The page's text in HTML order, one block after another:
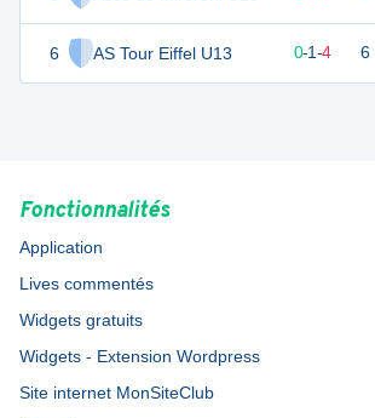
6 AS Tour Eiffel U13
1 0-1-4 6
Fonctionnalités
Application
Lives commentés
Widgets gratuits
Widgets - Extension Wordpress
Site internet MonSiteClub